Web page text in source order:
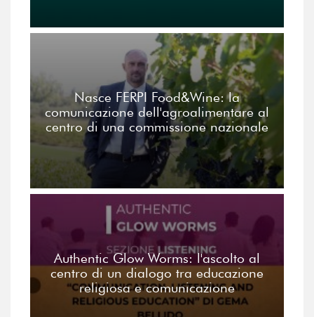
Nasce FERPI Food&Wine: la
comunicazione dell'agroalimentare al
centro di una commissione nazionale
Authentic Glow Worms: l'ascolto al
centro di un dialogo tra educazione
religiosa e comunicazione